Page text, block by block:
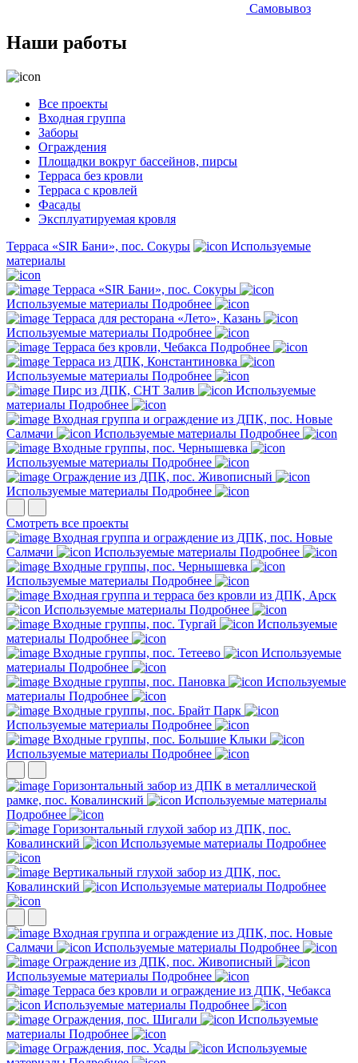
Самовывоз
Наши работы
Все проекты
Входная группа
Заборы
Ограждения
Площадки вокруг бассейнов, пирсы
Терраса без кровли
Терраса с кровлей
Фасады
Эксплуатируемая кровля
Терраса «SIR Бани», пос. Сокуры
Используемые
материалы
Терраса «SIR Бани», пос. Сокуры
Используемые материалы Подробнее
Терраса для ресторана «Лето», Казань
Используемые материалы Подробнее
Терраса без кровли, Чебакса Подробнее
Терраса из ДПК, Константиновка
Используемые материалы Подробнее
Пирс из ДПК, СНТ Залив
Используемые
материалы Подробнее
Входная группа и ограждение из ДПК, пос. Новые
Салмачи
Используемые материалы Подробнее
Входные группы, пос. Чернышевка
Используемые материалы Подробнее
Ограждение из ДПК, пос. Живописный
Используемые материалы Подробнее
Смотреть все проекты
Входная группа и ограждение из ДПК, пос. Новые
Салмачи
Используемые материалы Подробнее
Входные группы, пос. Чернышевка
Используемые материалы Подробнее
Входная группа и терраса без кровли из ДПК, Арск
Используемые материалы Подробнее
Входные группы, пос. Тургай
Используемые
материалы Подробнее
Входные группы, пос. Тетеево
Используемые
материалы Подробнее
Входные группы, пос. Пановка
Используемые
материалы Подробнее
Входные группы, пос. Брайт Парк
Используемые материалы Подробнее
Входные группы, пос. Большие Клыки
Используемые материалы Подробнее
Горизонтальный забор из ДПК в металлической
рамке, пос. Ковалинский
Используемые материалы
Подробнее
Горизонтальный глухой забор из ДПК, пос.
Ковалинский
Используемые материалы Подробнее
Вертикальный глухой забор из ДПК, пос.
Ковалинский
Используемые материалы Подробнее
Входная группа и ограждение из ДПК, пос. Новые
Салмачи
Используемые материалы Подробнее
Ограждение из ДПК, пос. Живописный
Используемые материалы Подробнее
Терраса без кровли и ограждение из ДПК, Чебакса
Используемые материалы Подробнее
Ограждения, пос. Шигали
Используемые
материалы Подробнее
Ограждения, пос. Усады
Используемые